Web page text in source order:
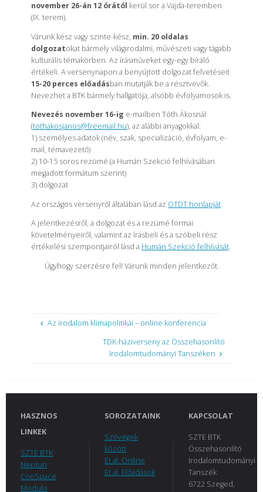
november 26-án 12 órától kerül sor a Vajda-teremben
(IX. terem).
Várunk kész vagy szinte-kész, min. 20 oldalas
dolgozatokat bármely világirodalmi, művészeti vagy tágabb
kulturális témakörben. Az írásműveket egy-egy bíráló
értékeli. A versenynapon a benyújtott dolgozat felvetéseit
15-20 perces előadásban mutatják be a résztvevők.
Nevezhet a BTK bármely hallgatója, alsóbb évfolyamosok is.
Nevezés november 16-ig e-mailben Tóth Ákosnál
(tothakosjanos@freemail.hu), az alábbi anyagokkal:
1) személyes adatok (név, szak, specializáció, évfolyam, e-
mail, témavezető)
2) 10-15 soros rezümé (a Humán Szekció felhívásában
megadott formátum szerint)
3) dolgozat
Az országos versenyről általában lásd az OTDT honlapját.
A jelentkezésről, a dolgozat és a rezümé formai
követelményeiről, valamint az írásbeli és a szóbeli rész
értékelési szempontjairól lásd a Humán Szekció felhívását.
Úgyhogy szerzésre fel! Várunk minden jelentkezőt.
Az irodalom klímapolitikái – online konferencia
TDK-háziverseny az Összehasonlító
Irodalomtudományi Tanszéken
HASZNOS
LINKEK
SZTE BTK
Neptun
CooSpace
Modulo
SOROZATAINK
Szövegek
között
Et al. Online
Et al. Előadások
KAPCSOLAT
SZTE BTK
Összehasonlító
Irodalomtudományi
Tanszék
6722 Szeged,